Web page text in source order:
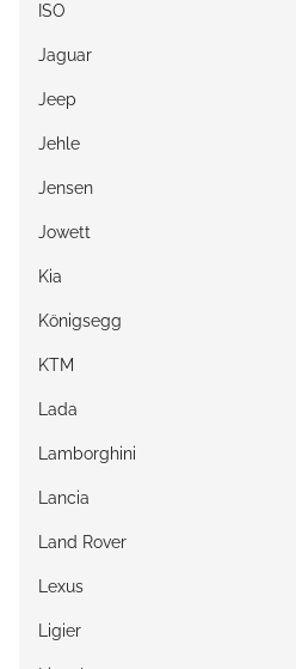
ISO
Jaguar
Jeep
Jehle
Jensen
Jowett
Kia
Königsegg
KTM
Lada
Lamborghini
Lancia
Land Rover
Lexus
Ligier